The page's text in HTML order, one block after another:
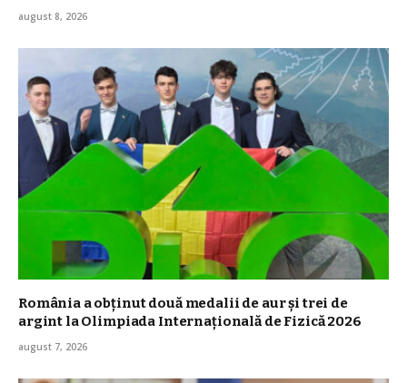
august 8, 2026
România a obţinut două medalii de aur şi trei de
argint la Olimpiada Internaţională de Fizică 2026
august 7, 2026